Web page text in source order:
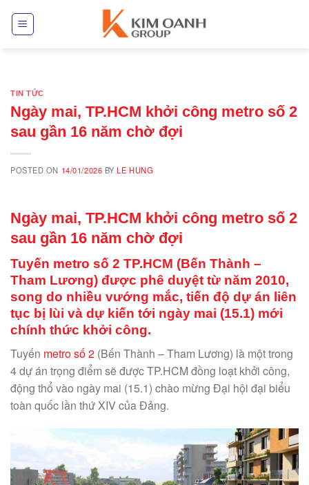
TIN TỨC
Ngày mai, TP.HCM khởi công metro số 2
sau gần 16 năm chờ đợi
POSTED ON 14/01/2026 BYLE HUNG
Ngày mai, TP.HCM khởi công metro số 2
sau gần 16 năm chờ đợi
Tuyến metro số 2 TP.HCM (Bến Thành –
Tham Lương) được phê duyệt từ năm 2010,
song do nhiều vướng mắc, tiến độ dự án liên
tục bị lùi và dự kiến tới ngày mai (15.1) mới
chính thức khởi công.
Tuyến metro số 2 (Bến Thành – Tham Lương) là một trong
4 dự án trọng điểm sẽ được TP.HCM đồng loạt khởi công,
động thổ vào ngày mai (15.1) chào mừng Đại hội đại biểu
toàn quốc lần thứ XIV của Đảng.